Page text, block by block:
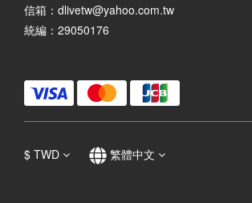
信箱：dlivetw@yahoo.com.tw
統編：29050176
$ TWD 繁體中文